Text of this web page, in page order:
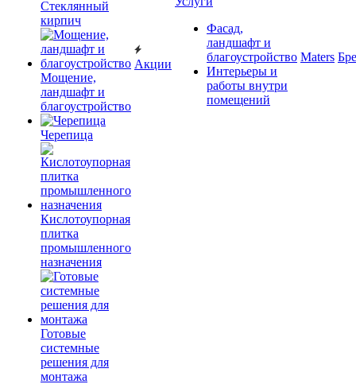
Cтеклянный
кирпич
Мощение,
ландшафт и
благоустройство
Черепица
Кислотоупорная
плитка
промышленного
назначения
Готовые
системные
решения для
монтажа
Акции
Фасад,
ландшафт и
благоустройство
Интерьеры и
работы внутри
помещений
Maters